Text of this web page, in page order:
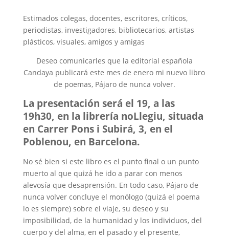
Estimados colegas, docentes, escritores, críticos,
periodistas, investigadores, bibliotecarios, artistas
plásticos, visuales, amigos y amigas
Deseo comunicarles que la editorial española
Candaya publicará este mes de enero mi nuevo libro
de poemas, Pájaro de nunca volver.
​La presentación será el 19, a las
19h30, en la librería noLlegiu, situada
en Carrer Pons i Subirá, 3, en el
Poblenou, en Barcelona.
No sé bien si este libro es el punto final o un punto
muerto al que quizá he ido a parar con menos
alevosía que desaprensión. En todo caso, Pájaro de
nunca volver concluye el monólogo (quizá el poema
lo es siempre) sobre el viaje, su deseo y su
imposibilidad, de la humanidad y los individuos, del
cuerpo y del alma, en el pasado y el presente,